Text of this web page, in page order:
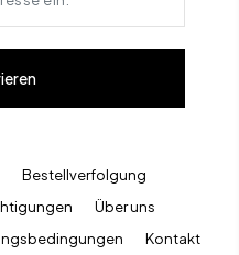
Bestellverfolgung
Über uns
Kontakt